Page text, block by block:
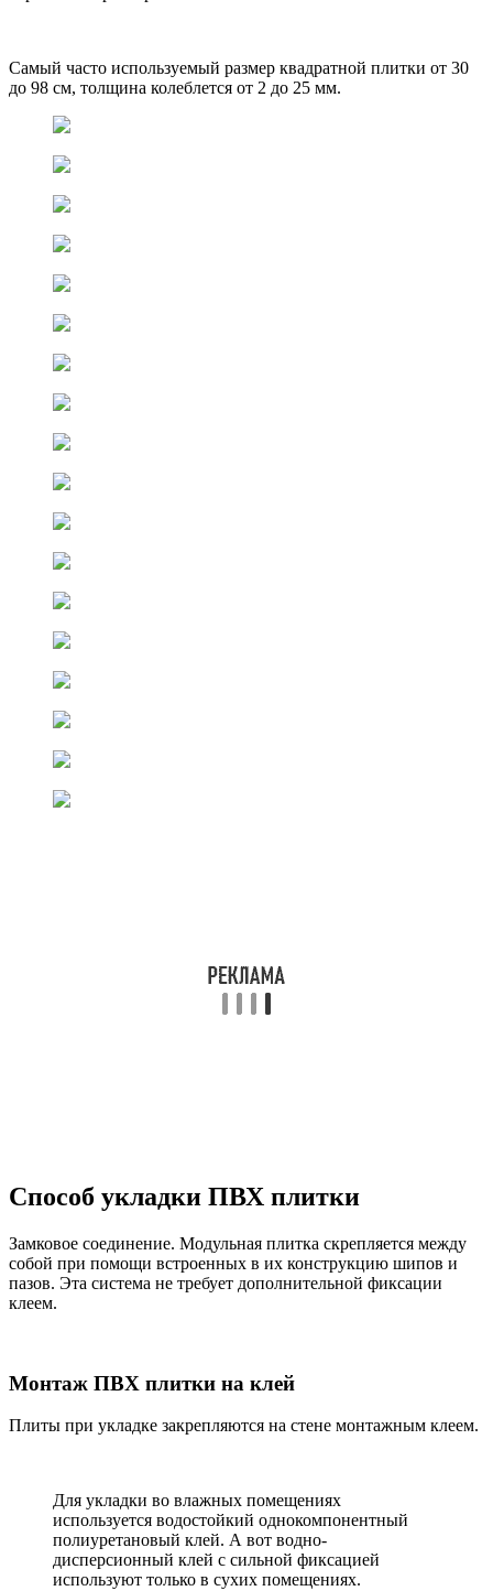
Самый часто используемый размер квадратной плитки от 30
до 98 см, толщина колеблется от 2 до 25 мм.
Способ укладки ПВХ плитки
Замковое соединение. Модульная плитка скрепляется между
собой при помощи встроенных в их конструкцию шипов и
пазов. Эта система не требует дополнительной фиксации
клеем.
Монтаж ПВХ плитки на клей
Плиты при укладке закрепляются на стене монтажным клеем.
Для укладки во влажных помещениях
используется водостойкий однокомпонентный
полиуретановый клей. А вот водно-
дисперсионный клей с сильной фиксацией
используют только в сухих помещениях.